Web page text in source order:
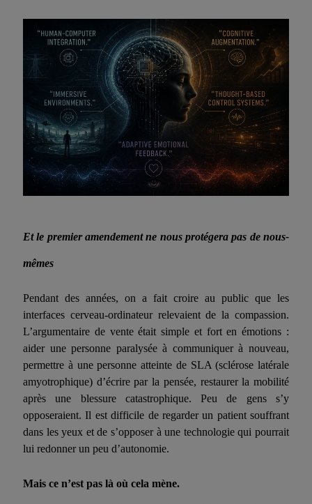
Et le premier amendement ne nous protégera pas de nous-
mêmes
Pendant des années, on a fait croire au public que les
interfaces cerveau-ordinateur relevaient de la compassion.
L’argumentaire de vente était simple et fort en émotions :
aider une personne paralysée à communiquer à nouveau,
permettre à une personne atteinte de SLA(sclérose latérale
amyotrophique) d’écrirepar la pensée, restaurer la mobilité
après une blessure catastrophique. Peu de gens s’y
opposeraient. Il est difficile de regarder un patient souffrant
dans les yeux et de s’opposer à une technologie qui pourrait
lui redonner un peu d’autonomie.
Mais ce n’est pas là où cela mène.